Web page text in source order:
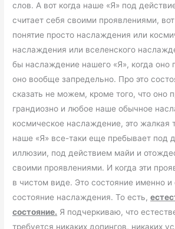
слов. А вот когда наше «Я» под
считает себя своими проявлениями,
понятие просто наслаждения или
наслаждения или вселенского
бы наслаждение нашего «Я», когда оно
оно вообще запредельно. Про это
сказать не можем, кроме того, что оно
грандиозно и любое наше обычное
космическое наслаждение, это жалкая
наше «Я» все-таки еще пребывает под
иллюзии, под действием майи и
своими проявлениями. И когда эти
в чистом виде. Это состояние именно и
состояние наслаждения. То есть,
состояние. Я подчеркиваю, что
требуется никаких допингов, никаких